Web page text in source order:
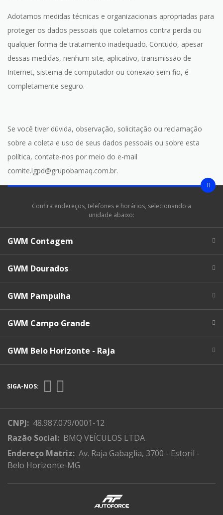
Adotamos medidas técnicas e organizacionais apropriadas para
proteger os dados pessoais que coletamos contra perda ou
qualquer forma de tratamento inadequado. Contudo, apesar
dessas medidas, nenhum site, aplicativo, transmissão de
Internet, sistema de computador ou conexão sem fio, é
completamente seguro.
Se você tiver dúvida, observação, solicitação ou reclamação
sobre a coleta e uso de seus dados pessoais ou sobre esta
política, contate-nos por meio do e-mail
comite.lgpd@grupobamaq.com.br.
Confira endereços, telefones e horários, selecionando a
unidade abaixo:
GWM Contagem
GWM Dourados
GWM Pampulha
GWM Campo Grande
GWM Belo Horizonte - Raja
SIGA-NOS:
CNPJ: 48.987.079/0001-12
Razão Social: BMQ VEÍCULOS LTDA
Endereço Matriz: Av. Raja Gabaglia, 3700 - Estoril -
Belo Horizonte-MG